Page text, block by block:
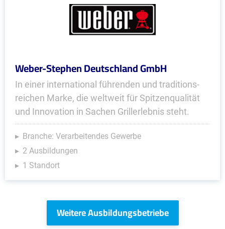
Weber-Stephen Deutschland GmbH
In einer international führenden und traditions­
reichen Marke, die weltweit für Spitzen­qualität
und Innovation in Sachen Grillerlebnis steht.
Branche: Verarbeitendes Gewerbe
2 Ausbildungen
1 Standort
Weitere Ausbildungsbetriebe